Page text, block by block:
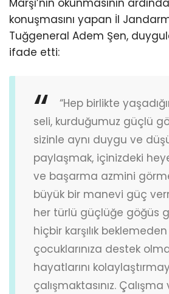
Marşı’nın okunmasının
konuşmasını yapan İl
Tuğgeneral Adem Şen,
ifade etti:
“Hep birlikte
seli, kurduğumuz güçlü
sizinle aynı duygu ve
paylaşmak, içinizdeki
ve başarma azmini
büyük bir manevi güç
her türlü güçlüğe göğüs
hiçbir karşılık
çocuklarınıza destek
hayatlarını
çalışmaktasınız. Çalışma